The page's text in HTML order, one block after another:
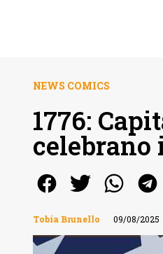
NEWS COMICS
1776:
celebrano
Tobia Brunello 09/08/2025